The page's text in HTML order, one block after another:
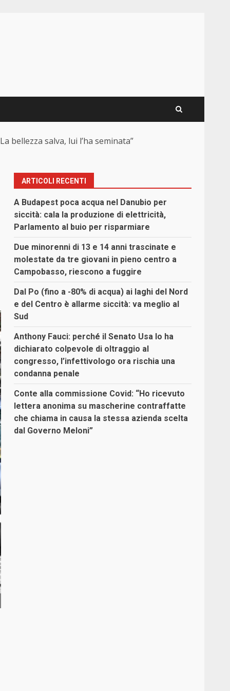
bellezza salva, lui l’ha seminata”
ARTICOLI RECENTI
A Budapest poca acqua nel Danubio per
siccità: cala la produzione di elettricità,
Parlamento al buio per risparmiare
Due minorenni di 13 e 14 anni trascinate e
molestate da tre giovani in pieno centro a
Campobasso, riescono a fuggire
Dal Po (fino a -80% di acqua) ai laghi del Nord
e del Centro è allarme siccità: va meglio al
Sud
Anthony Fauci: perché il Senato Usa lo ha
dichiarato colpevole di oltraggio al
congresso, l’infettivologo ora rischia una
condanna penale
Conte alla commissione Covid: “Ho ricevuto
lettera anonima su mascherine contraffatte
che chiama in causa la stessa azienda scelta
dal Governo Meloni”